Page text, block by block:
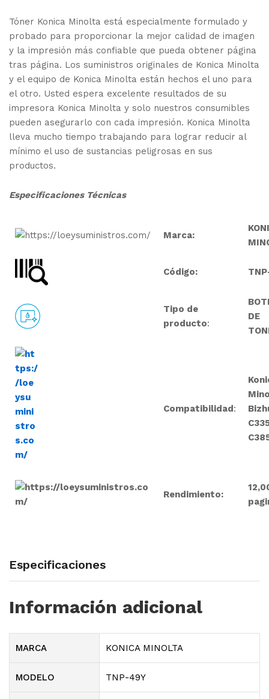
Tóner Konica Minolta está especialmente formulado y
probado para proporcionar la mejor calidad de imagen
y la impresión más confiable que pueda obtener página
tras página. Los suministros originales de Konica Minolta
y el equipo de Konica Minolta están hechos el uno para
el otro. Usted espera excelente resultados de su
impresora Konica Minolta y solo nuestros consumibles
pueden asegurarlo con cada impresión. Konica Minolta
lleva mucho tiempo trabajando para lograr reducir al
mínimo el uso de sustancias peligrosas en sus
productos.
Especificaciones Técnicas
Marca:
Código:
Tipo de
producto:
DE
Compatibilidad:
Rendimiento:
Especificaciones
Información adicional
MARCA KONICA MINOLTA
MODELO TNP-49Y